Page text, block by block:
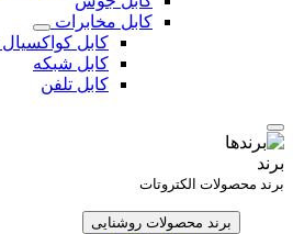
کابل مخابرات
کابل کواکسیال
کابل شبکه
کابل تلفن
برند
برند محصولات الکتروتات
برند محصولات روشنایی